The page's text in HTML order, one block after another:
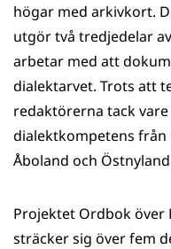
högar med arkivkort.
utgör två tredjedelar
arbetar med att
dialektarvet. Trots att
redaktörerna tack
dialektkompetens
Åboland och
Projektet Ordbok över
sträcker sig över fem